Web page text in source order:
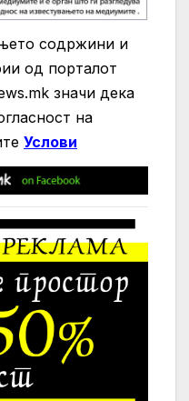
содржини и
од порталот
значи дека
на
Услови